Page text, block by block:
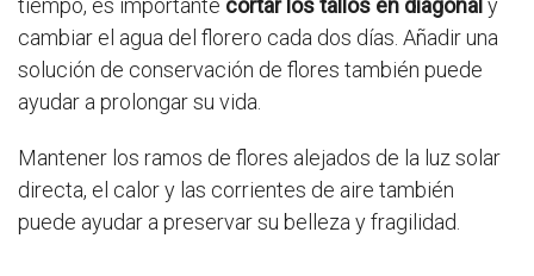
tiempo, es importante cortar los tallos en diagonal y
cambiar el agua del florero cada dos días. Añadir una
solución de conservación de flores también puede
ayudar a prolongar su vida.
Mantener los ramos de flores alejados de la luz solar
directa, el calor y las corrientes de aire también
puede ayudar a preservar su belleza y fragilidad.